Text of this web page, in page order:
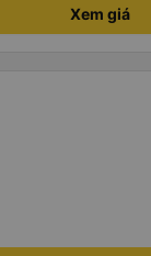
Xem giá